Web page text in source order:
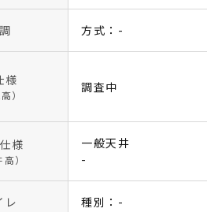
方式：-
様
）
調査中
様
高）
一般天井
-
レ 種別：-